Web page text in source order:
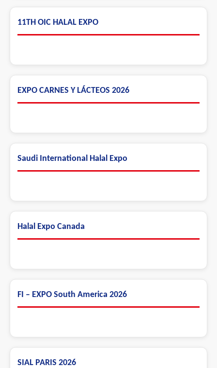
11TH OIC HALAL EXPO
EXPO CARNES Y LÁCTEOS 2026
Saudi International Halal Expo
Halal Expo Canada
FI – EXPO South America 2026
SIAL PARIS 2026